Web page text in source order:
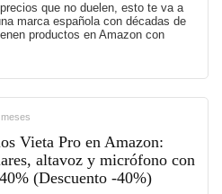
que no duelen, esto te va a
marca española con décadas de
productos en Amazon con
Vieta Pro en Amazon:
altavoz y micrófono con
(Descuento -40%)